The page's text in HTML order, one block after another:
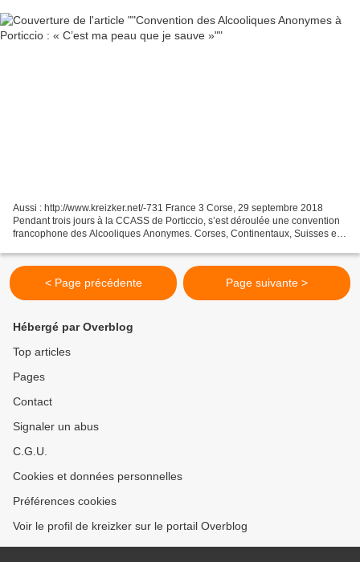
Aussi : http://www.kreizker.net/-731 France 3 Corse, 29 septembre 2018
Pendant trois jours à la CCASS de Porticcio, s’est déroulée une convention
francophone des Alcooliques Anonymes. Corses, Continentaux, Suisses et
< Page précédente Page suivante >
Hébergé par Overblog
Top articles
Pages
Contact
Signaler un abus
C.G.U.
Cookies et données personnelles
Préférences cookies
Voir le profil de kreizker sur le portail Overblog